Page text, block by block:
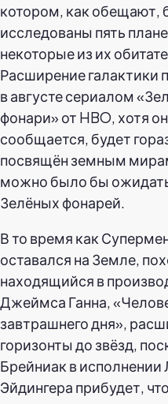
котором, как обещают,
исследованы пять
некоторые из их
Расширение галактики
в августе сериалом
фонари» от HBO, хотя
сообщается, будет
посвящён земным
можно было бы
Зелёных фонарей.
В то время как
оставался на Земле,
находящийся в
Джеймса Ганна,
завтрашнего дня»,
горизонты до звёзд,
Брейниак в исполнении
Эйдингера прибудет,